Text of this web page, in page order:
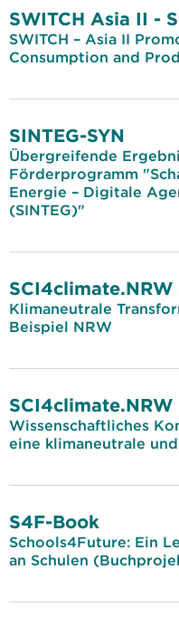
SWITCH Asia II -
SWITCH – Asia II
Consumption and
SINTEG-SYN
Übergreifende
Förderprogramm
Energie – Digitale
(SINTEG)"
Klimaneutrale
Beispiel NRW
SCI4climate.NRW
Wissenschaftliches
eine klimaneutrale
S4F-Book
Schools4Future: Ein
an Schulen